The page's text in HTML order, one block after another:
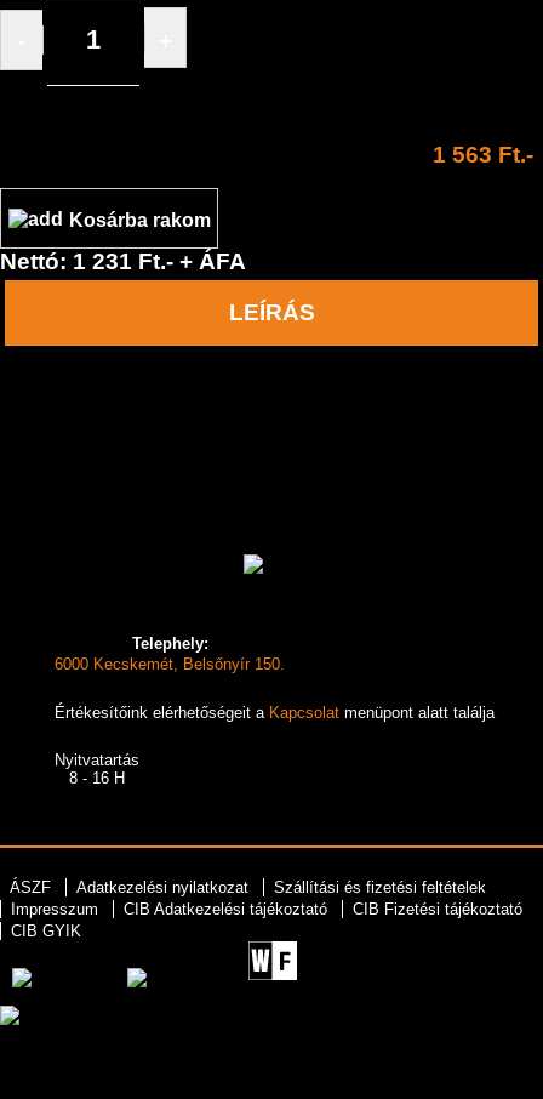
1 563 Ft.-
Kosárba rakom
Nettó: 1 231 Ft.- + ÁFA
LEÍRÁS
Telephely:
6000 Kecskemét, Belsőnyír 150.
Értékesítőink elérhetőségeit a Kapcsolat menüpont alatt találja
Nyitvatartás
8 - 16 H
ÁSZF Adatkezelési nyilatkozat
Szállítási és fizetési feltételek
Impresszum
CIB Adatkezelési tájékoztató
CIB Fizetési tájékoztató
CIB GYIK